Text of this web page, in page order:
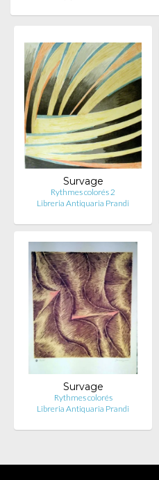
Survage
Rythmes colorés 2
Libreria Antiquaria Prandi
Survage
Rythmes colorés
Libreria Antiquaria Prandi